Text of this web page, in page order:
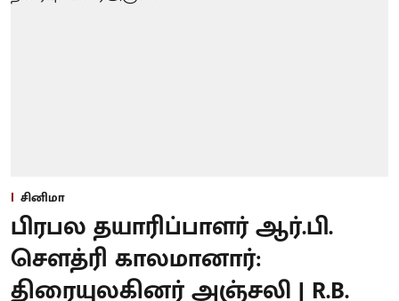
சினிமா
பிரபல தயாரிப்பாளர் ஆர்.பி.
சௌத்ரி காலமானார்:
திரையுலகினர் அஞ்சலி | R.B.